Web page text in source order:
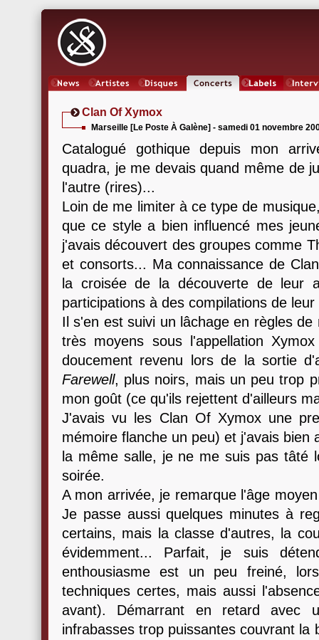
Clan Of Xymox
Marseille [Le Poste À Galène] - samedi 01 novembre
Catalogué gothique depuis mon
quadra, je me devais quand même de
l'autre (rires)...
Loin de me limiter à ce type de
que ce style a bien influencé mes
j'avais découvert des groupes comme
et consorts... Ma connaissance de
la croisée de la découverte de leur
participations à des compilations de
Il s'en est suivi un lâchage en règles
très moyens sous l'appellation
doucement revenu lors de la sortie
Farewell, plus noirs, mais un peu trop
mon goût (ce qu'ils rejettent d'ailleurs
J'avais vu les Clan Of Xymox une
mémoire flanche un peu) et j'avais
la même salle, je ne me suis pas tâté
soirée.
A mon arrivée, je remarque l'âge
Je passe aussi quelques minutes à
certains, mais la classe d'autres, la
évidemment... Parfait, je suis
enthousiasme est un peu freiné,
techniques certes, mais aussi
avant). Démarrant en retard avec
infrabasses trop puissantes couvrant